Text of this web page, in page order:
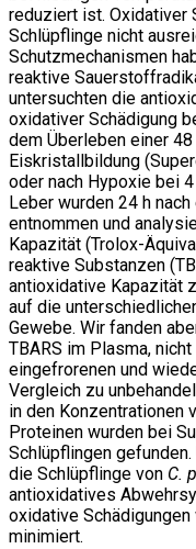
reduziert ist. Oxidativer
Schlüpflinge nicht
Schutzmechanismen
reaktive
untersuchten die
oxidativer Schädigung
dem Überleben einer
Eiskristallbildung
oder nach Hypoxie bei 4
Leber wurden 24 h
entnommen und
Kapazität (Trolox-
reaktive Substanzen
antioxidative Kapazität
auf die
Gewebe. Wir fanden
TBARS im Plasma,
eingefrorenen und
Vergleich zu
in den Konzentrationen
Proteinen wurden bei
Schlüpflingen
die Schlüpflinge von C.
antioxidatives
oxidative
minimiert.